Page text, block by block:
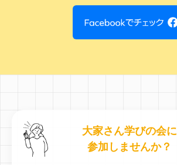
大家さん学びの会に
参加しませんか？